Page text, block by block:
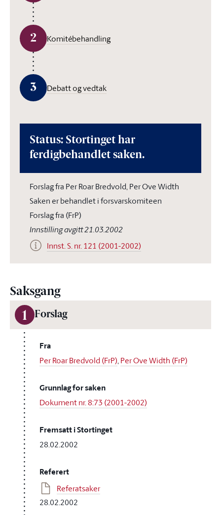
2 Komitébehandling
3 Debatt og vedtak
Status: Stortinget har
ferdigbehandlet saken.
Forslag fra Per Roar Bredvold, Per Ove Width
Saken er behandlet i forsvarskomiteen
Forslag fra (FrP)
Innstilling avgitt 21.03.2002
Innst. S. nr. 121 (2001-2002)
Saksgang
1 Forslag
Fra
Per Roar Bredvold (FrP),Per Ove Width (FrP)
Grunnlag for saken
Dokument nr. 8:73 (2001-2002)
Fremsatt i Stortinget
28.02.2002
Referert
Referatsaker
28.02.2002